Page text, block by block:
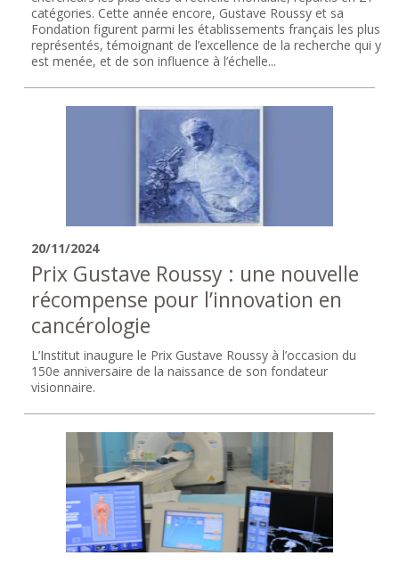
catégories. Cette année encore, Gustave Roussy et sa
Fondation figurent parmi les établissements français les plus
représentés, témoignant de l’excellence de la recherche qui y
est menée, et de son influence à l’échelle...
20/11/2024
Prix Gustave Roussy : une nouvelle
récompense pour l’innovation en
cancérologie
L’Institut inaugure le Prix Gustave Roussy à l’occasion du
150e anniversaire de la naissance de son fondateur
visionnaire.